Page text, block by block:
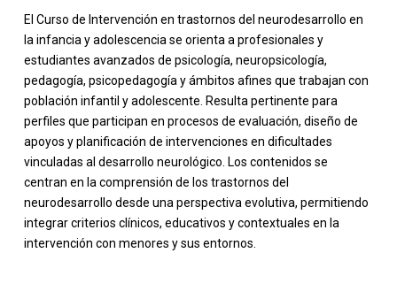
El Curso de Intervención en trastornos del neurodesarrollo en
la infancia y adolescencia se orienta a profesionales y
estudiantes avanzados de psicología, neuropsicología,
pedagogía, psicopedagogía y ámbitos afines que trabajan con
población infantil y adolescente. Resulta pertinente para
perfiles que participan en procesos de evaluación, diseño de
apoyos y planificación de intervenciones en dificultades
vinculadas al desarrollo neurológico. Los contenidos se
centran en la comprensión de los trastornos del
neurodesarrollo desde una perspectiva evolutiva, permitiendo
integrar criterios clínicos, educativos y contextuales en la
intervención con menores y sus entornos.
-